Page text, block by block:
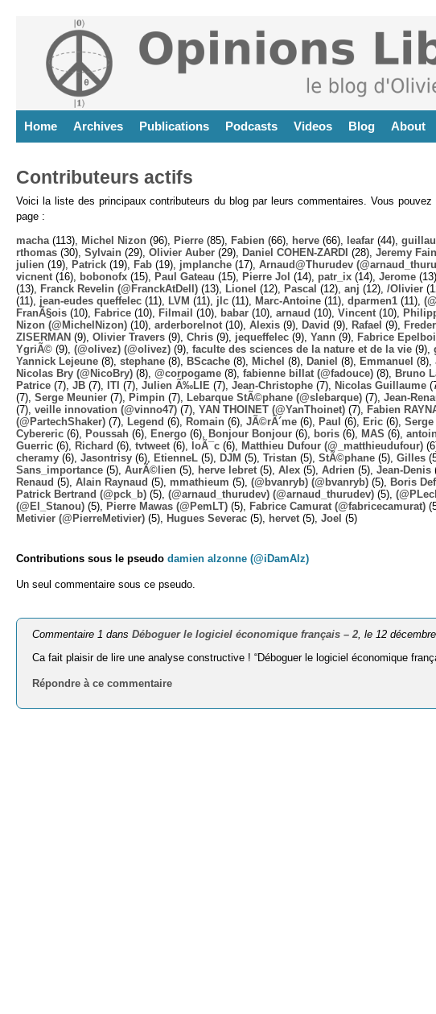
Home Archives Publications Podcasts Videos Blog About
Contributeurs actifs
Voici la liste des principaux contributeurs du blog par leurs commentaires. Vous
page :
macha (113), Michel Nizon (96), Pierre (85), Fabien (66), herve (66), leafar (44),
rthomas (30), Sylvain (29), Olivier Auber (29), Daniel COHEN-ZARDI (28), Jeremy Fain
julien (19), Patrick (19), Fab (19), jmplanche (17), Arnaud@Thurudev
vicnent (16), bobonofx (15), Paul Gateau (15), Pierre Jol (14), patr_ix (14), Jerome
(13),
Franck Revelin (@FranckAtDell) (13), Lionel (12), Pascal (12), anj (12), /Olivier
(11), jean-eudes queffelec (11), LVM (11), jlc (11), Marc-Antoine (11), dparmen1 (11),
FranÃ§ois (10), Fabrice (10), Filmail (10), babar (10), arnaud (10), Vincent (10),
Nizon (@MichelNizon) (10), arderborelnot (10), Alexis (9), David (9), Rafael (9),
ZISERMAN (9), Olivier Travers (9), Chris (9), jequeffelec (9), Yann (9), Fabrice
YgriÃ© (9), (@olivez) (@olivez) (9), faculte des sciences de la nature et de la vie (9),
Yannick Lejeune (8), stephane (8), BScache (8), Michel (8), Daniel (8), Emmanuel (8),
Nicolas Bry (@NicoBry) (8), @corpogame (8), fabienne billat (@fadouce) (8), Bruno
Patrice (7), JB (7), ITI (7), Julien Ã‰LIE (7), Jean-Christophe (7), Nicolas Guillaume
(7), Serge Meunier (7), Pimpin (7), Lebarque StÃ©phane (@slebarque) (7), Jean-
(7), veille innovation (@vinno47) (7), YAN THOINET (@YanThoinet) (7), Fabien
(@PartechShaker) (7), Legend (6), Romain (6), JÃ©rÃ´me (6), Paul (6), Eric (6), Serge
Cybereric (6), Poussah (6), Energo (6), Bonjour Bonjour (6), boris (6), MAS (6),
Guerric (6), Richard (6), tvtweet (6), loÃ¯c (6), Matthieu Dufour (@_matthieudufour)
cheramy (6), Jasontrisy (6), EtienneL (5), DJM (5), Tristan (5), StÃ©phane (5), Gilles
Sans_importance (5), AurÃ©lien (5), herve lebret (5), Alex (5), Adrien (5), Jean-Denis
Renaud (5), Alain Raynaud (5), mmathieum (5), (@bvanryb) (@bvanryb) (5), Boris
Patrick Bertrand (@pck_b) (5), (@arnaud_thurudev) (@arnaud_thurudev) (5),
(@El_Stanou) (5), Pierre Mawas (@PemLT) (5), Fabrice Camurat (@fabricecamurat)
Metivier (@PierreMetivier) (5), Hugues Severac (5), hervet (5), Joel (5)
Contributions sous le pseudo damien alzonne (@iDamAlz)
Un seul commentaire sous ce pseudo.
Commentaire 1 dansDéboguer le logiciel économique français – 2 , le 12
Ca fait plaisir de lire une analyse constructive ! “Déboguer le logiciel économique
Répondre à ce commentaire